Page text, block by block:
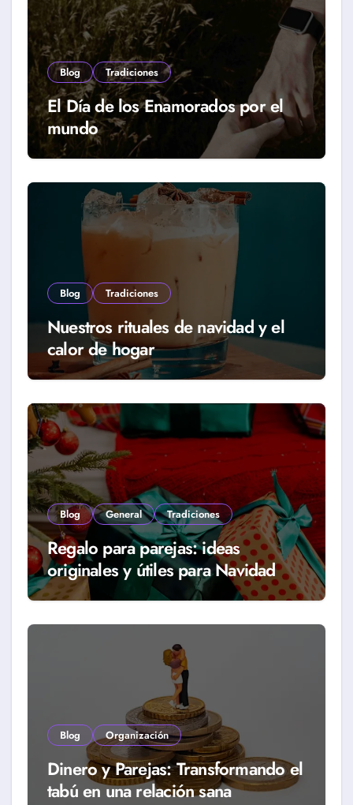
Blog Tradiciones
El Día de los Enamorados por el
mundo
Blog Tradiciones
Nuestros rituales de navidad y el
calor de hogar
Blog General Tradiciones
Regalo para parejas: ideas
originales y útiles para Navidad
Blog Organización
Dinero y Parejas: Transformando el
tabú en una relación sana